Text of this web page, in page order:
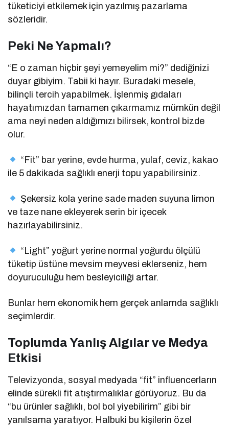
tüketiciyi etkilemek için yazılmış pazarlama
sözleridir.
Peki Ne Yapmalı?
“E o zaman hiçbir şeyi yemeyelim mi?” dediğinizi
duyar gibiyim. Tabii ki hayır. Buradaki mesele,
bilinçli tercih yapabilmek. İşlenmiş gıdaları
hayatımızdan tamamen çıkarmamız mümkün değil
ama neyi neden aldığımızı bilirsek, kontrol bizde
olur.
“Fit” bar yerine, evde hurma, yulaf, ceviz, kakao
ile 5 dakikada sağlıklı enerji topu yapabilirsiniz.
Şekersiz kola yerine sade maden suyuna limon
ve taze nane ekleyerek serin bir içecek
hazırlayabilirsiniz.
“Light” yoğurt yerine normal yoğurdu ölçülü
tüketip üstüne mevsim meyvesi eklerseniz, hem
doyuruculuğu hem besleyiciliği artar.
Bunlar hem ekonomik hem gerçek anlamda sağlıklı
seçimlerdir.
Toplumda Yanlış Algılar ve Medya
Etkisi
Televizyonda, sosyal medyada “fit” influencerların
elinde sürekli fit atıştırmalıklar görüyoruz. Bu da
“bu ürünler sağlıklı, bol bol yiyebilirim” gibi bir
yanılsama yaratıyor. Halbuki bu kişilerin özel